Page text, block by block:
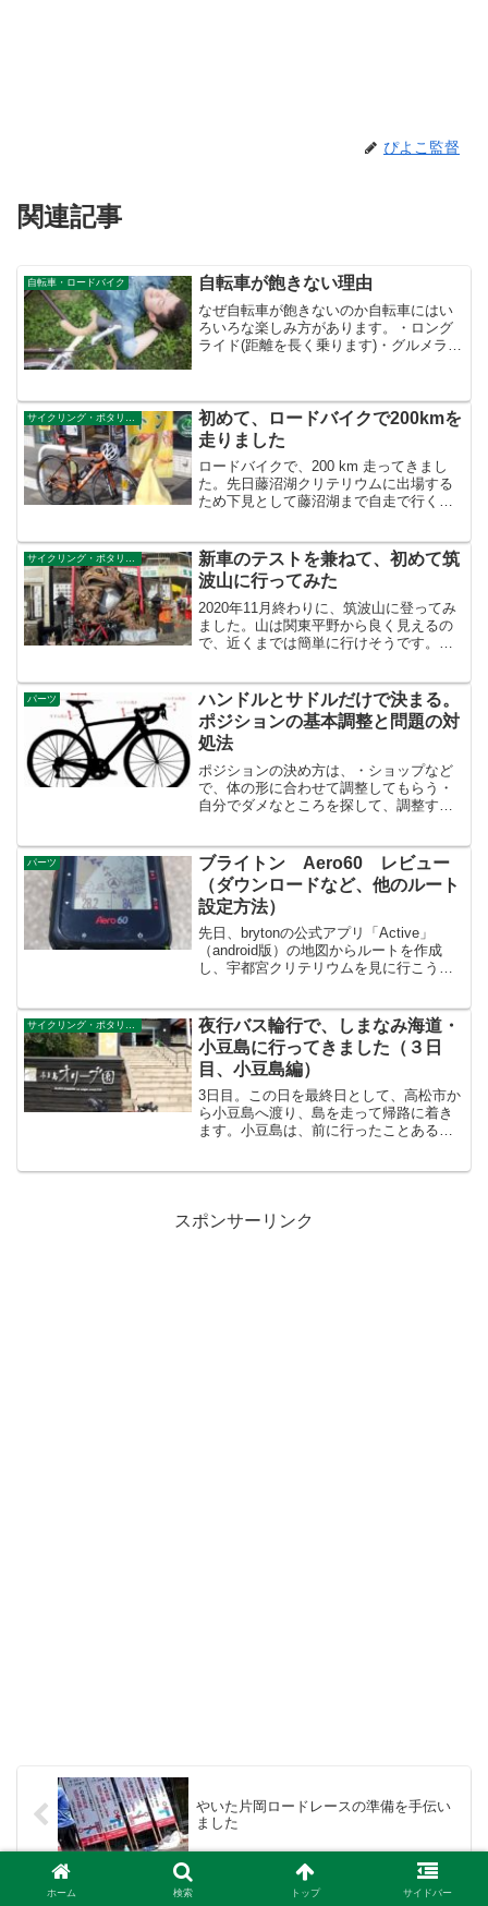
ぴよこ監督
関連記事
自転車・ロードバイク 自転車が飽きない理由
なぜ自転車が飽きないのか自転車にはい
ろいろな楽しみ方があります。・ロング
ライド(距離を長く乗ります)・グルメライ
ライアル（決...
初めて、ロードバイクで200kmを
走りました
ロードバイクで、200 km 走ってきまし
た。先日藤沼湖クリテリウムに出場する
ため下見として藤沼湖まで自走で行く計
と160kmぐらい走ってしまいます。今ま
で...
サイクリング・ポタリング
新車のテストを兼ねて、初めて筑
波山に行ってみた
2020年11月終わりに、筑波山に登ってみ
ました。山は関東平野から良く見えるの
で、近くまでは簡単に行けそうです。し
っていないので、そこから調べてみまし
た。新車になって間...
パーツ
ハンドルとサドルだけで決まる。
ポジションの基本調整と問題の対
処法
ポジションの決め方は、・ショップなど
で、体の形に合わせて調整してもらう・
自分でダメなところを探して、調整する
初心者の方は、買ったお店でざっくり調
整してもらうと思います。...
パーツ
ブライトン Aero60 レビュー
（ダウンロードなど、他のルート
設定方法）
先日、brytonの公式アプリ「Active」
（android版）の地図からルートを作成
し、宇都宮クリテリウムを見に行こうと
と出て、サイコン側もダウンロード完了
と出るの...
サイクリング・ポタリング
夜行バス輪行で、しまなみ海道・
小豆島に行ってきました（３日
目、小豆島編）
3日目。この日を最終日として、高松市か
ら小豆島へ渡り、島を走って帰路に着き
ます。小豆島は、前に行ったことある人
スポンサーリンク
やいた片岡ロードレースの準備を手伝い
ました
ホーム 検索 トップ サイドバー